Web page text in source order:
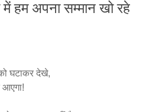
अपना सम्मान खो रहे
घटाकर देखे,
आएगा!